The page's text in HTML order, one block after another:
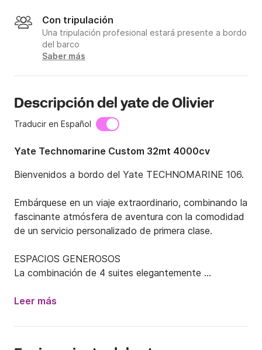
Con tripulación
Una tripulación profesional estará presente a bordo
del barco
Saber más
Descripción del yate de Olivier
Traducir en Español
Yate Technomarine Custom 32mt 4000cv
Bienvenidos a bordo del Yate TECHNOMARINE 106.
Embárquese en un viaje extraordinario, combinando la
fascinante atmósfera de aventura con la comodidad
de un servicio personalizado de primera clase.
ESPACIOS GENEROSOS
La combinación de 4 suites elegantemente
flybridge extra grande crea un ambiente
Leer más